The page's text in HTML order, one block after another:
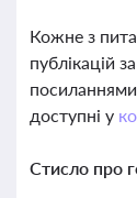
Кожне з
публікацій
доступні у
Стисло про